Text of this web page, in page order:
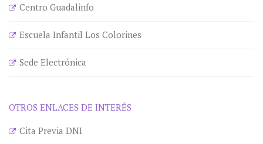
Centro Guadalinfo
Escuela Infantil Los Colorines
Sede Electrónica
OTROS ENLACES DE INTERÉS
Cita Previa DNI